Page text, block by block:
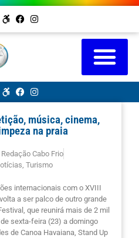
música, cinema,
na praia
Redação Cabo Frio
Turismo
internacionais com o XVIII
a ser palco de outro grande
que reunirá mais de 2 mil
sexta-feira (23) a domingo
de Canoa Havaiana, Stand Up